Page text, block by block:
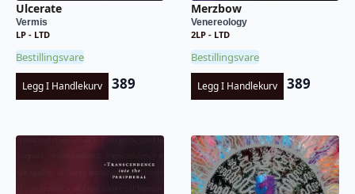
Ulcerate
Vermis
LP - LTD
Bestillingsvare
Legg I Handlekurv 389
Merzbow
Venereology
2LP - LTD
Bestillingsvare
Legg I Handlekurv 389